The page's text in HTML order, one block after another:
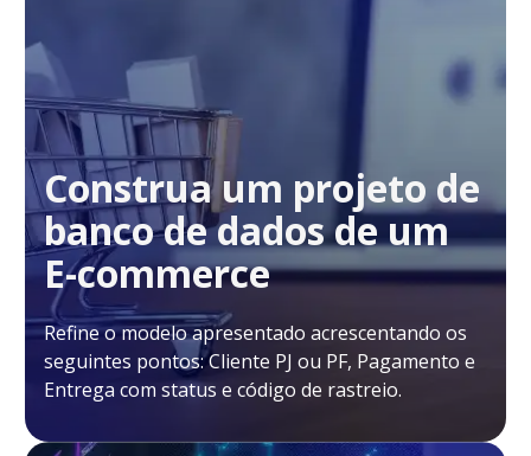
Construa um projeto de
banco de dados de um
E-commerce
Refine o modelo apresentado acrescentando os
seguintes pontos: Cliente PJ ou PF, Pagamento e
Entrega com status e código de rastreio.